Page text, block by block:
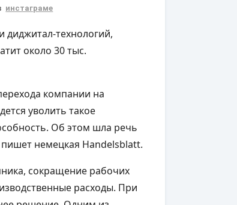
инстаграме
диджитал-технологий,
около 30 тыс.
компании на
уволить такое
Об этом шла речь
немецкая Handelsblatt.
сокращение рабочих
расходы. При